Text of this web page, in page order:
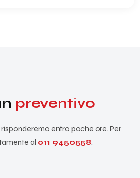
preventivo
entro poche ore. Per
al 011 9450558.